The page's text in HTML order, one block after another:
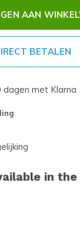
AAN
BETALEN
met Klarna
in